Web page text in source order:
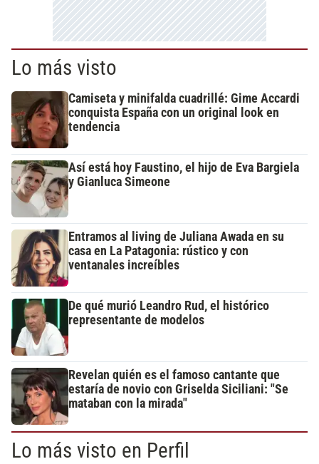
Lo más visto
Camiseta y minifalda cuadrillé: Gime Accardi
conquista España con un original look en
tendencia
Así está hoy Faustino, el hijo de Eva Bargiela
y Gianluca Simeone
Entramos al living de Juliana Awada en su
casa en La Patagonia: rústico y con
ventanales increíbles
De qué murió Leandro Rud, el histórico
representante de modelos
Revelan quién es el famoso cantante que
estaría de novio con Griselda Siciliani: "Se
mataban con la mirada"
Lo más visto en Perfil